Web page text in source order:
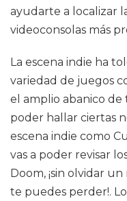
ayudarte a localizar
videoconsolas más
La escena indie ha
variedad de juegos
el amplio abanico de
poder hallar ciertas
escena indie como
vas a poder revisar
Doom, ¡sin olvidar
te puedes perder!.